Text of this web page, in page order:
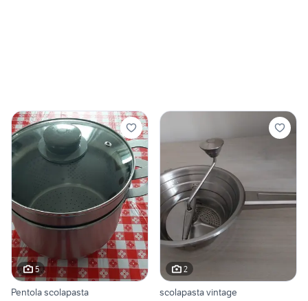
5
Pentola scolapasta
2
scolapasta vintage